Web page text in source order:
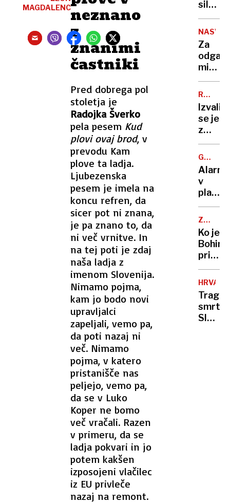
neznano
z
znanimi
častniki
Pred dobrega pol
stoletja je
Radojka Šverko
pela pesem Kud
plovi ovaj brod, v
prevodu Kam
plove ta ladja.
Ljubezenska
pesem je imela na
koncu refren, da
sicer pot ni znana,
je pa znano to, da
ni več vrnitve. In
na tej poti je zdaj
naša ladja z
imenom Slovenija.
Nimamo pojma,
kam jo bodo novi
upravljalci
zapeljali, vemo pa,
da poti nazaj ni
več. Nimamo
pojma, v katero
pristanišče nas
peljejo, vemo pa,
da se v Luko
Koper ne bomo
več vračali. Razen
v primeru, da se
ladja pokvari in jo
potem kakšen
izposojeni vlačilec
iz EU privleče
nazaj na remont.
MAGDALENC
goriva,
12
centov
cenejši
trku
med
tudi
brez
izpita
NASVET
Za
miši
že
en
sam
list
MOTNJA
Izvalil
se je
z
dvema
a
se
tu
šele
začne
GORSKI
Alarm
v
kočah:
»Če
bo
šlo
tako
naprej,
bo
vode
V
SLIKI
IN
BESEDI
Ko je
Bohinj
a se
je
pod
masko
skrival
smrt